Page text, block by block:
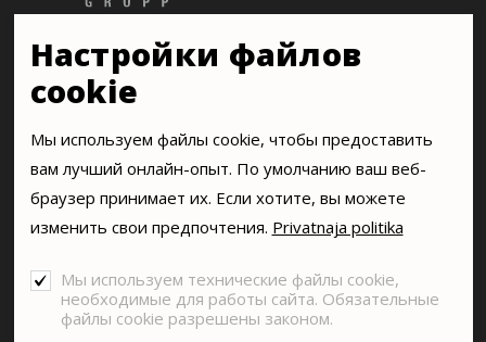
SA SÜDALINNA TEATER
Vabaduse väljak 5, Tallinn
Настройки файлов
cookie
Мы используем файлы cookie, чтобы предоставить
вам лучший онлайн-опыт. По умолчанию ваш веб-
браузер принимает их. Если хотите, вы можете
изменить свои предпочтения. Privatnaja politika
Мы используем технические файлы cookie,
необходимые для работы сайта. Обязательные
файлы cookie разрешены законом.